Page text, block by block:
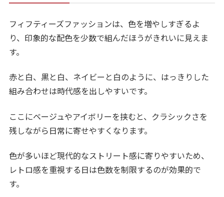
フィフティーズファッションは、色を増やしすぎるよ
り、印象的な配色を少数で組んだほうがきれいに見えま
す。
赤と白、黒と白、ネイビーと白のように、はっきりした
組み合わせは時代感を出しやすいです。
ここにベージュやアイボリーを挟むと、クラシックさを
残しながら日常に寄せやすくなります。
色が多いほど現代的なストリート感に寄りやすいため、
レトロ感を重視する日は色数を制限するのが効果的で
す。